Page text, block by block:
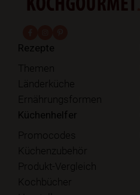
Rezepte
Themen
Länderküche
Ernährungsformen
Küchenhelfer
Promocodes
Küchenzubehör
Produkt-Vergleich
Kochbücher